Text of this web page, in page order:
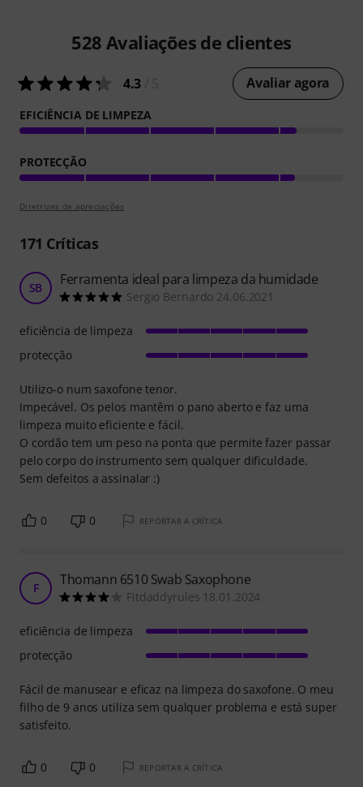
528 Avaliações de clientes
4.3 Avaliar agora
EFICIÊNCIA DE LIMPEZA
PROTECÇÃO
Diretrizes de apreciações
171 Críticas
SB Ferramenta ideal para limpeza da humidade
Sergio Bernardo 24.06.2021
Utilizo-o num saxofone tenor.
Impecável. Os pelos mantêm o pano aberto e faz uma
limpeza muito eficiente e fácil.
O cordão tem um peso na ponta que permite fazer passar
pelo corpo do instrumento sem qualquer dificuldade.
Sem defeitos a assinalar :)
eficiência de limpeza
protecção
0 0 REPORTAR A CRÍTICA
F Thomann 6510 Swab Saxophone
Fitdaddyrules 18.01.2024
Fácil de manusear e eficaz na limpeza do saxofone. O meu
filho de 9 anos utiliza sem qualquer problema e está super
satisfeito.
eficiência de limpeza
protecção
0 0 REPORTAR A CRÍTICA